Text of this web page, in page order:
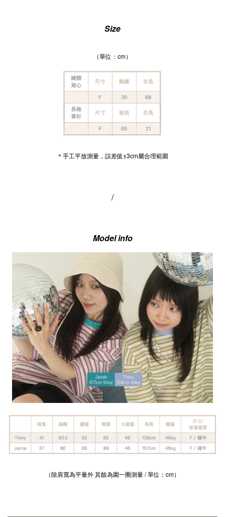
Size
（單位：cm）
＊手工平放測量，誤差值±3cm屬合理範圍
/
Model info
（除肩寬為平量外 其餘為圍一圈測量 / 單位：cm）